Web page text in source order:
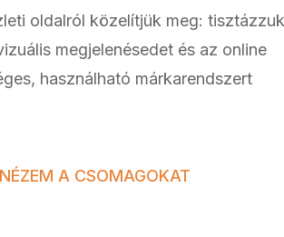
oldalról közelítjük meg: tisztázzuk
megjelenésedet és az online
használható márkarendszert
A CSOMAGOKAT